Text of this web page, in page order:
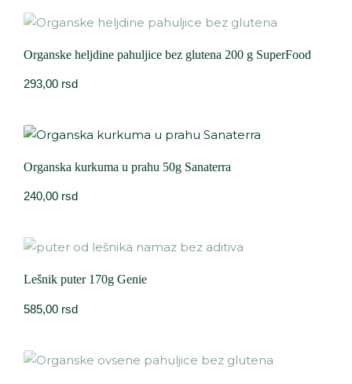
Organske heljdine pahuljice bez glutena 200 g SuperFood
293,00 rsd
Organska kurkuma u prahu 50g Sanaterra
240,00 rsd
Lešnik puter 170g Genie
585,00 rsd